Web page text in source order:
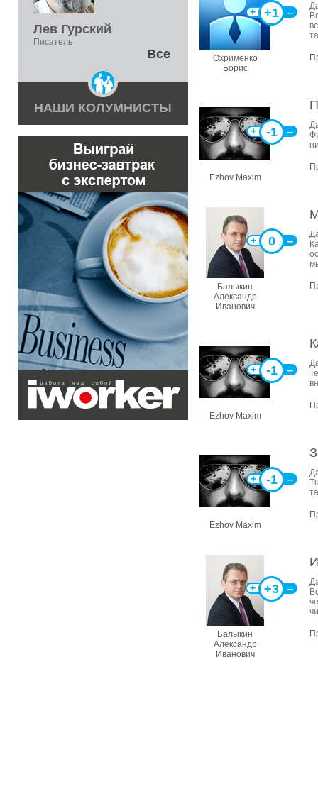
Охрименко
Борис
+1
+ ‒
Ezhov Maxim
-1
+ ‒
Балыкин
Александр
Иванович
0
+ ‒
Ezhov Maxim
-1
+ ‒
Ezhov Maxim
-1
+ ‒
Балыкин
Александр
Иванович
+3
+ ‒
Лев Гурский
Писатель
Все
НАШИ КОЛУМНИСТЫ